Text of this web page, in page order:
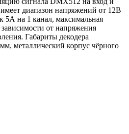
диапазон напряжений от 12В
5А на 1 канал, максимальная
от напряжения
Габариты декодера
металлический корпус чёрного